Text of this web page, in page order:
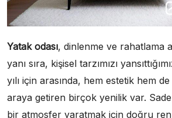
Yatak odası, dinlenme ve rahatlama
yanı sıra, kişisel tarzımızı
yılı için arasında, hem estetik hem
araya getiren birçok yenilik var.
bir atmosfer yaratmak için doğru